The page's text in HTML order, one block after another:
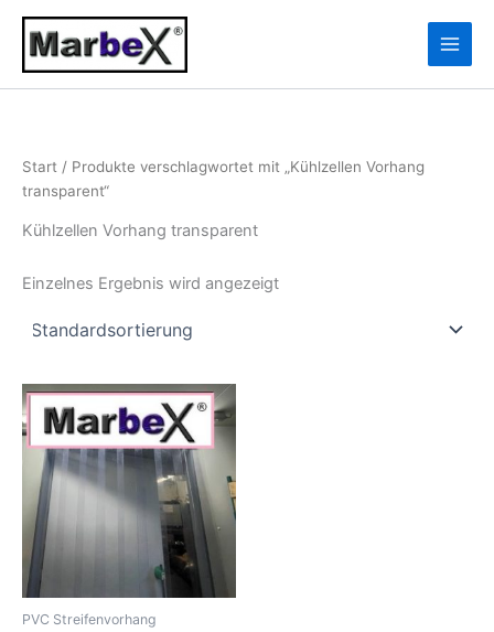
Zum
Inhalt
springen
Start / Produkte verschlagwortet mit „Kühlzellen Vorhang
transparent“
Kühlzellen Vorhang transparent
Einzelnes Ergebnis wird angezeigt
PVC Streifenvorhang